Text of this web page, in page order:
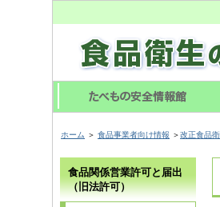
ホーム ＞ 食品事業者向け情報 ＞改正食品
食品関係営業許可と届出
（旧法許可）